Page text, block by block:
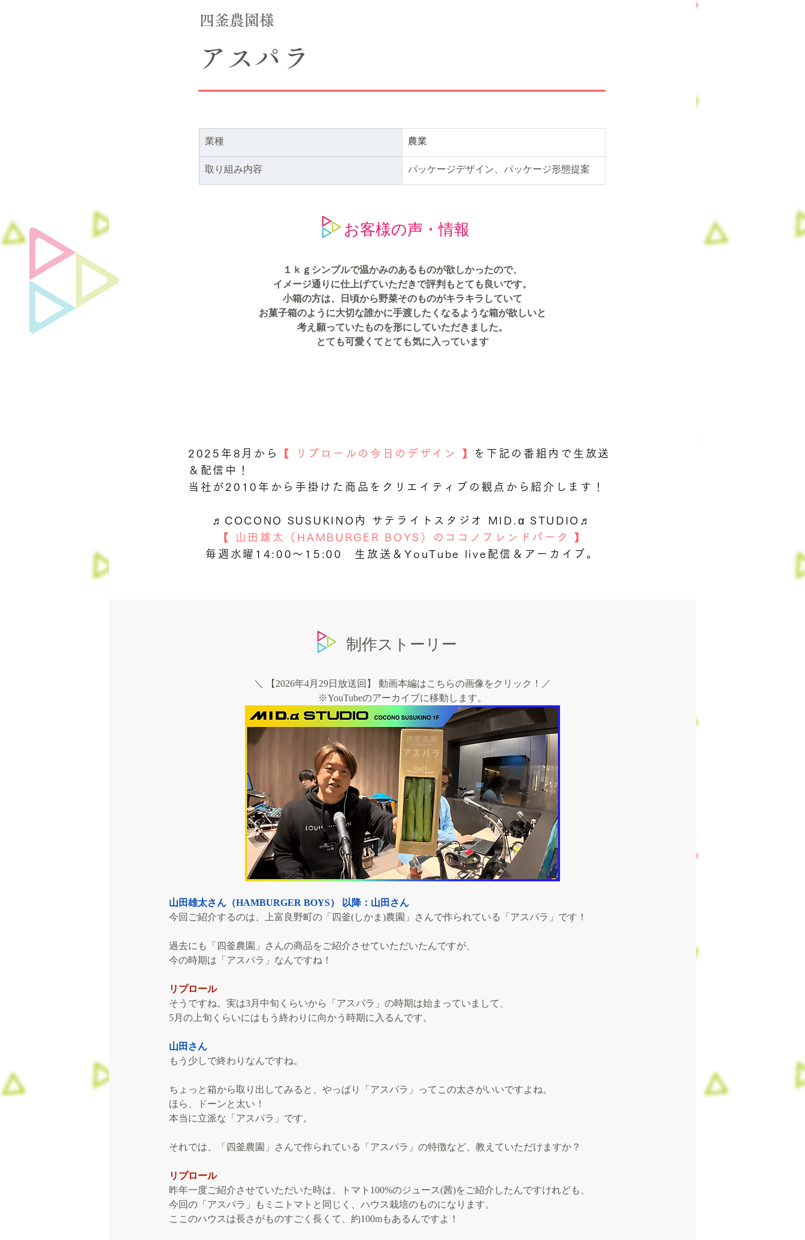
四釜農園様
アスパラ
業種 農業
取り組み内容 パッケージデザイン、パッケージ形態提案
お客様の声・情報
１ｋｇシンプルで温かみのあるものが欲しかったので、
イメージ通りに仕上げていただきで評判もとても良いです。
小箱の方は、日頃から野菜そのものがキラキラしていて
お菓子箱のように大切な誰かに手渡したくなるような箱が欲しいと
考え願っていたものを形にしていただきました。
とても可愛くてとても気に入っています
2025年8月から 【 リプロールの今日のデザイン 】
を下記の番組内で生放送
＆配信中！
当社が2010年から手掛けた商品をクリエイティブの観点から紹介します！
♬COCONO SUSUKINO内 サテライトスタジオ MID.α STUDIO♬
【 山田雄太（HAMBURGER BOYS）のココノフレンドパーク 】
毎週水曜14:00〜15:00 生放送＆YouTube live配信＆アーカイブ。
制作ストーリー
＼ 【2026年4月29日放送回】 動画本編はこちらの画像をクリック！／
※YouTubeのアーカイブに移動します。
山田雄太さん（HAMBURGER BOYS） 以降：山田さん
今回ご紹介するのは、上富良野町の「四釜(しかま)農園」さんで作られている「アスパラ」です！
過去にも「四釜農園」さんの商品をご紹介させていただいたんですが、
今の時期は「アスパラ」なんですね！
リプロール
そうですね。実は3月中旬くらいから「アスパラ」の時期は始まっていまして、
5月の上旬くらいにはもう終わりに向かう時期に入るんです。
山田さん
もう少しで終わりなんですね。
ちょっと箱から取り出してみると、やっぱり「アスパラ」ってこの太さがいいですよね。
ほら、ドーンと太い！
本当に立派な「アスパラ」です。
それでは、「四釜農園」さんで作られている「アスパラ」の特徴など、教えていただけますか？
リプロール
昨年一度ご紹介させていただいた時は、トマト100%のジュース(茜)をご紹介したんですけれども、
今回の「アスパラ」もミニトマトと同じく、ハウス栽培のものになります。
ここのハウスは長さがものすごく長くて、約100mもあるんですよ！